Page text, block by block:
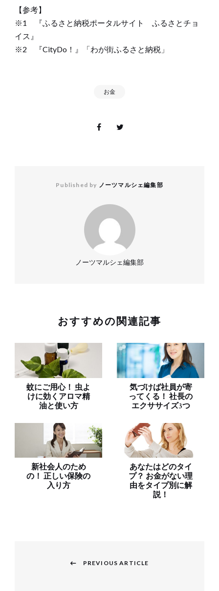
【参考】
※1 『ふるさと納税ポータルサイト ふるさとチョ
イス』
※2 『CityDo！』「わが街ふるさと納税」
お金
Published by ノーツマルシェ編集部
ノーツマルシェ編集部
おすすめの関連記事
蚊にご用心！ 虫よ
けに効くアロマ精
油と使い方
気づけば社員が寄
ってくる！ 社長の
エクササイズ3つ
新社会人のため
の！ 正しい保険の
入り方
あなたはどのタイ
プ？ お金がない理
由をタイプ別に解
説！
PREVIOUS ARTICLE